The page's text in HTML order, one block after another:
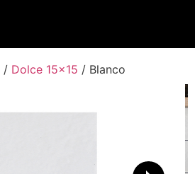
/ Dolce 15x15 / Blanco